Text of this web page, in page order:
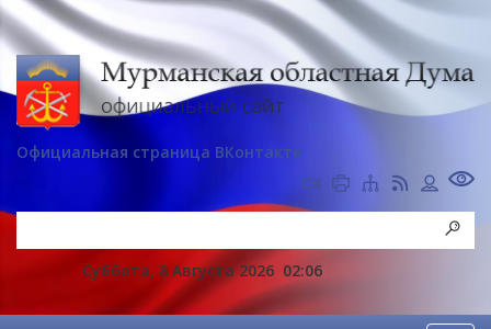
Официальная страница ВКонтакте
Суббота, 8 Августа 2026 02:06